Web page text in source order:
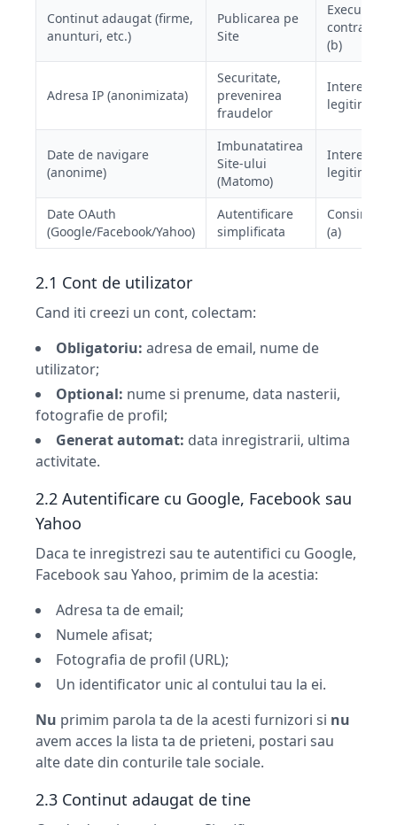
Continut adaugat (firme,
anunturi, etc.)
Publicarea pe
Site
Executarea
(b)
Adresa IP (anonimizata)
Securitate,
prevenirea
fraudelor
Interes
legitim (f)
Date de navigare
(anonime)
Imbunatatirea
Site-ului
(Matomo)
Interes
legitim (f)
Date OAuth
(Google/Facebook/Yahoo)
Autentificare
simplificata
(a)
2.1 Cont de utilizator
Cand iti creezi un cont, colectam:
Obligatoriu: adresa de email, nume de
utilizator;
Optional: nume si prenume, data nasterii,
fotografie de profil;
Generat automat: data inregistrarii, ultima
activitate.
2.2 Autentificare cu Google, Facebook sau
Yahoo
Daca te inregistrezi sau te autentifici cu Google,
Facebook sau Yahoo, primim de la acestia:
Adresa ta de email;
Numele afisat;
Fotografia de profil (URL);
Un identificator unic al contului tau la ei.
Nu primim parola ta de la acesti furnizori si nu
avem acces la lista ta de prieteni, postari sau
alte date din conturile tale sociale.
2.3 Continut adaugat de tine